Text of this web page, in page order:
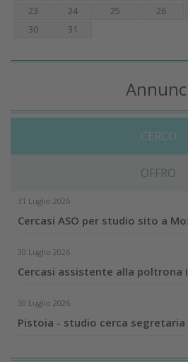
23
24 25 26
30
31
CERCO
OFFRO
31 Luglio 2026
Cercasi ASO per studio sito a
30 Luglio 2026
Cercasi assistente alla poltrona
30 Luglio 2026
Pistoia - studio cerca segretaria